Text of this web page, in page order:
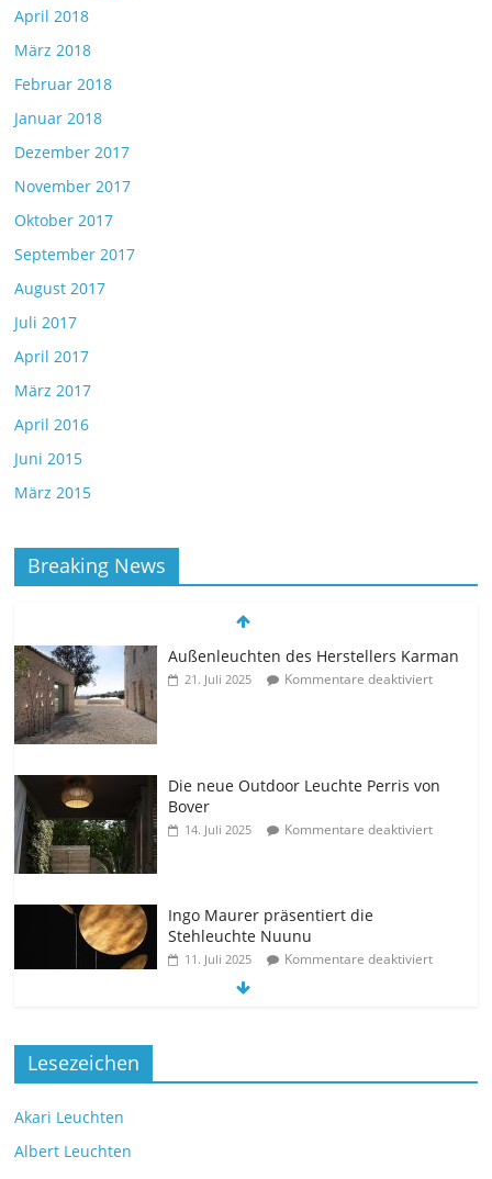
April 2018
März 2018
Februar 2018
Januar 2018
Dezember 2017
November 2017
Oktober 2017
September 2017
August 2017
Juli 2017
April 2017
März 2017
April 2016
Juni 2015
März 2015
Breaking News
Außenleuchten des Herstellers Karman
21. Juli 2025 Kommentare deaktiviert
Die neue Outdoor Leuchte Perris von
Bover
14. Juli 2025 Kommentare deaktiviert
Ingo Maurer präsentiert die
Stehleuchte Nuunu
11. Juli 2025 Kommentare deaktiviert
9. Juli 2025 Kommentare deaktiviert
Lesezeichen
Akari Leuchten
Albert Leuchten